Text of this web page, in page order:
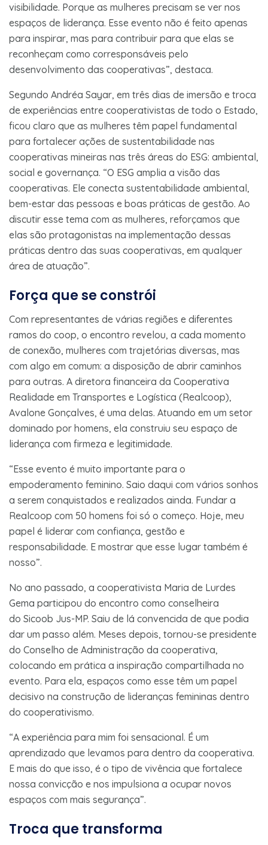
visibilidade. Porque as mulheres precisam se ver nos
espaços de liderança. Esse evento não é feito apenas
para inspirar, mas para contribuir para que elas se
reconheçam como corresponsáveis pelo
desenvolvimento das cooperativas”, destaca.
Segundo Andréa Sayar, em três dias de imersão e troca
de experiências entre cooperativistas de todo o Estado,
ficou claro que as mulheres têm papel fundamental
para fortalecer ações de sustentabilidade nas
cooperativas mineiras nas três áreas do ESG: ambiental,
social e governança. “O ESG amplia a visão das
cooperativas. Ele conecta sustentabilidade ambiental,
bem-estar das pessoas e boas práticas de gestão. Ao
discutir esse tema com as mulheres, reforçamos que
elas são protagonistas na implementação dessas
práticas dentro das suas cooperativas, em qualquer
área de atuação”.
Força que se constrói
Com representantes de várias regiões e diferentes
ramos do coop, o encontro revelou, a cada momento
de conexão, mulheres com trajetórias diversas, mas
com algo em comum: a disposição de abrir caminhos
para outras. A diretora financeira da Cooperativa
Realidade em Transportes e Logística (Realcoop),
Avalone Gonçalves, é uma delas. Atuando em um setor
dominado por homens, ela construiu seu espaço de
liderança com firmeza e legitimidade.
“Esse evento é muito importante para o
empoderamento feminino. Saio daqui com vários sonhos
a serem conquistados e realizados ainda. Fundar a
Realcoop com 50 homens foi só o começo. Hoje, meu
papel é liderar com confiança, gestão e
responsabilidade. E mostrar que esse lugar também é
nosso”.
No ano passado, a cooperativista Maria de Lurdes
Gema participou do encontro como conselheira
do Sicoob Jus-MP. Saiu de lá convencida de que podia
dar um passo além. Meses depois, tornou-se presidente
do Conselho de Administração da cooperativa,
colocando em prática a inspiração compartilhada no
evento. Para ela, espaços como esse têm um papel
decisivo na construção de lideranças femininas dentro
do cooperativismo.
“A experiência para mim foi sensacional. É um
aprendizado que levamos para dentro da cooperativa.
E mais do que isso, é o tipo de vivência que fortalece
nossa convicção e nos impulsiona a ocupar novos
espaços com mais segurança”.
Troca que transforma